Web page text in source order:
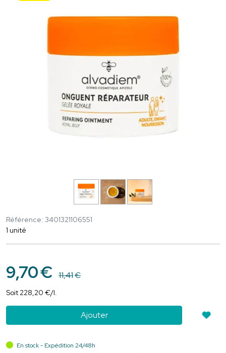
Référence: 3401321106551
1 unité
9,70€ 11,41€
Soit 228,20 €/l.
Ajouter
En stock - Expédition 24/48h